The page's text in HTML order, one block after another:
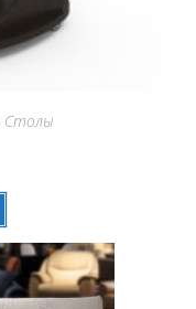
Столы